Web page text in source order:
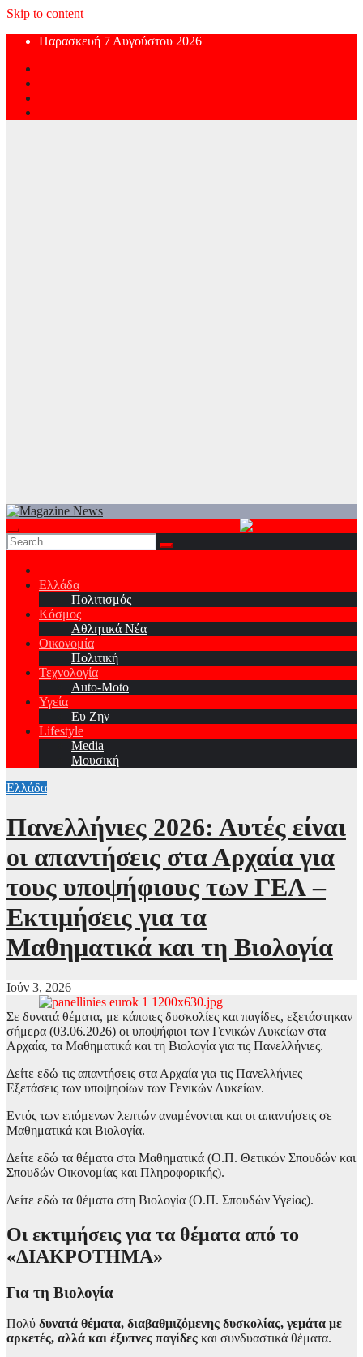
Skip to content
Παρασκευή 7 Αυγούστου 2026
Ελλάδα
Πολιτισμός
Κόσμος
Αθλητικά Νέα
Οικονομία
Πολιτική
Τεχνολογία
Auto-Moto
Υγεία
Ευ Ζην
Lifestyle
Media
Μουσική
Ελλάδα
Πανελλήνιες 2026: Αυτές είναι
οι απαντήσεις στα Αρχαία για
τους υποψήφιους των ΓΕΛ –
Εκτιμήσεις για τα
Μαθηματικά και τη Βιολογία
Ιούν 3, 2026
Σε δυνατά θέματα, με κάποιες δυσκολίες και παγίδες, εξετάστηκαν
σήμερα (03.06.2026) οι υποψήφιοι των Γενικών Λυκείων στα
Αρχαία, τα Μαθηματικά και τη Βιολογία για τις Πανελλήνιες.
Δείτε εδώ τις απαντήσεις στα Αρχαία για τις Πανελλήνιες
Εξετάσεις των υποψηφίων των Γενικών Λυκείων.
Εντός των επόμενων λεπτών αναμένονται και οι απαντήσεις σε
Μαθηματικά και Βιολογία.
Δείτε εδώ τα θέματα στα Μαθηματικά (Ο.Π. Θετικών Σπουδών και
Σπουδών Οικονομίας και Πληροφορικής).
Δείτε εδώ τα θέματα στη Βιολογία (Ο.Π. Σπουδών Υγείας).
Οι εκτιμήσεις για τα θέματα από το
«ΔΙΑΚΡΟΤΗΜΑ»
Για τη Βιολογία
Πολύ δυνατά θέματα, διαβαθμιζόμενης δυσκολίας, γεμάτα με
αρκετές, αλλά και έξυπνες παγίδες και συνδυαστικά θέματα.